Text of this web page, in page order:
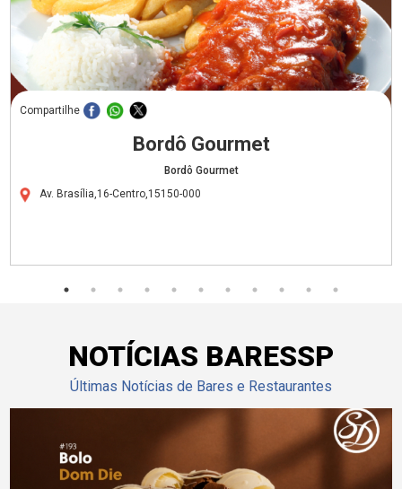
Compartilhe
Bordô Gourmet
Bordô Gourmet
Av. Brasília,16-Centro,15150-000
NOTÍCIAS BARESSP
Últimas Notícias de Bares e Restaurantes